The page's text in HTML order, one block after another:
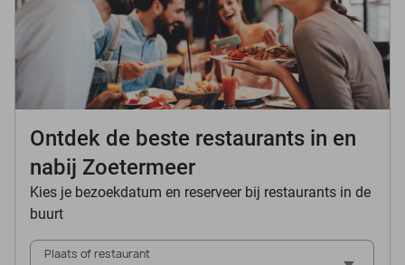
Ontdek de beste restaurants in en
nabij Zoetermeer
Kies je bezoekdatum en reserveer bij restaurants in de
buurt
Plaats of restaurant